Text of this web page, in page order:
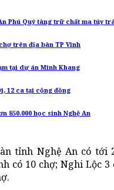
Phú Quý tàng trữ chất ma túy
trên địa bàn TP Vinh
tại dự án Minh Khang
12 ca tại cộng đồng
850.000 học sinh Nghệ An
tỉnh Nghệ An có tới
có 10 chợ; Nghi Lộc